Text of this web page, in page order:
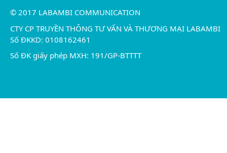
© 2017 LABAMBI COMMUNICATION
CTY CP TRUYỀN THÔNG TƯ VẤN VÀ THƯƠNG MẠI LABAMBI
Số ĐKKD: 0108162461
Số ĐK giấy phép MXH: 191/GP-BTTTT